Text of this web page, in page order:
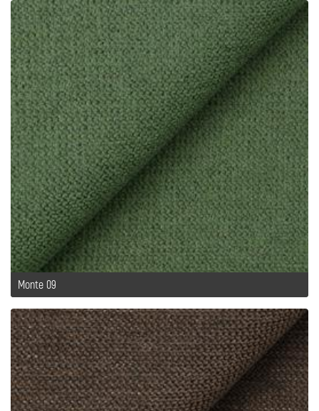
Monte 09